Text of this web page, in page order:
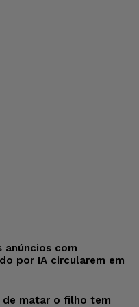
anúncios com
por IA circularem em
de matar o filho tem